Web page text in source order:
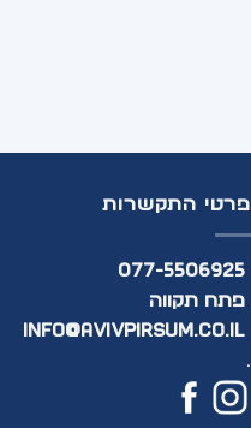
פרטי התקשרות
077-5506925
פתח תקווה
info@avivpirsum.co.il
.